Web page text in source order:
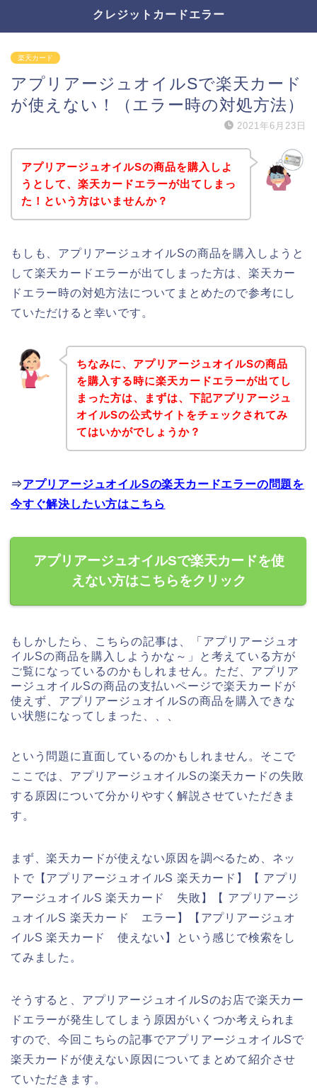
クレジットカードエラー
楽天カード
アプリアージュオイルSで楽天カード
が使えない！（エラー時の対処方法）
2021年6月23日
アプリアージュオイルSの商品を購入しよ
うとして、楽天カードエラーが出てしまっ
た！という方はいませんか？
もしも、アプリアージュオイルSの商品を購入しようと
して楽天カードエラーが出てしまった方は、楽天カー
ドエラー時の対処方法についてまとめたので参考にし
ていただけると幸いです。
ちなみに、アプリアージュオイルSの商品
を購入する時に楽天カードエラーが出てし
まった方は、まずは、下記アプリアージュ
オイルSの公式サイトをチェックされてみ
てはいかがでしょうか？
⇒アプリアージュオイルSの楽天カードエラーの問題を
今すぐ解決したい方はこちら
アプリアージュオイルSで楽天カードを使
えない方はこちらをクリック
もしかしたら、こちらの記事は、「アプリアージュオ
イルSの商品を購入しようかな～」と考えている方が
ご覧になっているのかもしれません。ただ、アプリア
ージュオイルSの商品の支払いページで楽天カードが
使えず、アプリアージュオイルSの商品を購入できな
い状態になってしまった、、、
という問題に直面しているのかもしれません。そこで
ここでは、アプリアージュオイルSの楽天カードの失敗
する原因について分かりやすく解説させていただきま
す。
まず、楽天カードが使えない原因を調べるため、ネッ
トで【アプリアージュオイルS 楽天カード】【 アプリ
アージュオイルS 楽天カード 失敗】【 アプリアージ
ュオイルS 楽天カード エラー】【アプリアージュオ
イルS 楽天カード 使えない】という感じで検索をし
てみました。
そうすると、アプリアージュオイルSのお店で楽天カー
ドエラーが発生してしまう原因がいくつか考えられま
すので、今回こちらの記事でアプリアージュオイルSで
楽天カードが使えない原因についてまとめて紹介させ
ていただきます。